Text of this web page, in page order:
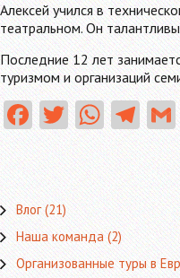
Алексей учился в
театральном. Он
Последние 12 лет
туризмом и организаций
Fa
ce
b
o
o
k
T
w
itt
er
W
ha
ts
A
p
p
Te
le
gr
a
m
Влог(21)
Наша команда(2)
Организованные туры в